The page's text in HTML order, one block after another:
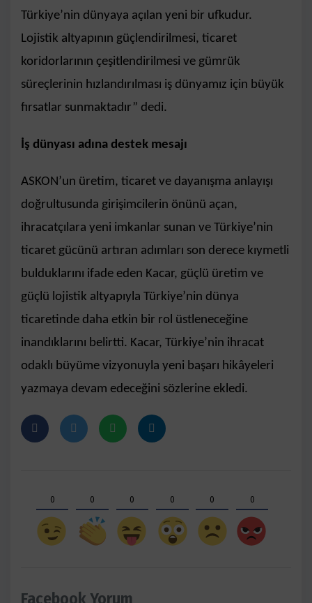
Türkiye’nin dünyaya açılan yeni bir ufkudur.
Lojistik altyapının güçlendirilmesi, ticaret
koridorlarının çeşitlendirilmesi ve gümrük
süreçlerinin hızlandırılması iş dünyamız için büyük
fırsatlar sunmaktadır” dedi.
İş dünyası adına destek mesajı
ASKON’un üretim, ticaret ve dayanışma anlayışı
doğrultusunda girişimcilerin önünü açan,
ihracatçılara yeni imkanlar sunan ve Türkiye’nin
ticaret gücünü artıran adımları son derece kıymetli
bulduklarını ifade eden Kacar, güçlü üretim ve
güçlü lojistik altyapıyla Türkiye’nin dünya
ticaretinde daha etkin bir rol üstleneceğine
inandıklarını belirtti. Kacar, Türkiye’nin ihracat
odaklı büyüme vizyonuyla yeni başarı hikâyeleri
yazmaya devam edeceğini sözlerine ekledi.
0 0 0 0 0 0
Facebook Yorum